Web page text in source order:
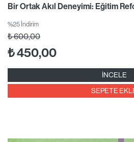
Bir Ortak Akıl Deneyimi: Eğitim
%25 İndirim
₺600,00
₺450,00
İNCELE
SEPETE